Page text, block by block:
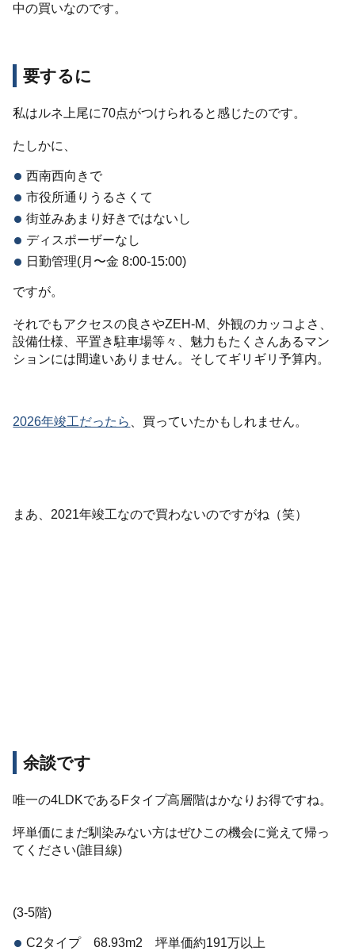
中の買いなのです。
要するに
私はルネ上尾に70点がつけられると感じたのです。
たしかに、
西南西向きで
市役所通りうるさくて
街並みあまり好きではないし
ディスポーザーなし
日勤管理(月〜金 8:00-15:00)
ですが。
それでもアクセスの良さやZEH-M、外観のカッコよさ、
設備仕様、平置き駐車場等々、魅力もたくさんあるマン
ションには間違いありません。そしてギリギリ予算内。
2026年竣工だったら 、買っていたかもしれません。
まあ、2021年竣工なので買わないのですがね（笑）
余談です
唯一の4LDKであるFタイプ高層階はかなりお得ですね。
坪単価にまだ馴染みない方はぜひこの機会に覚えて帰っ
てください(誰目線)
(3-5階)
C2タイプ 68.93m2 坪単価約191万以上